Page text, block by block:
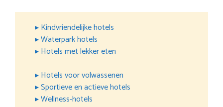
▸ Kindvriendelijke hotels
▸ Waterpark hotels
▸ Hotels met lekker eten
▸ Hotels voor volwassenen
▸ Sportieve en actieve hotels
▸ Wellness-hotels